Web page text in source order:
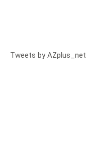
Tweets by AZplus_net